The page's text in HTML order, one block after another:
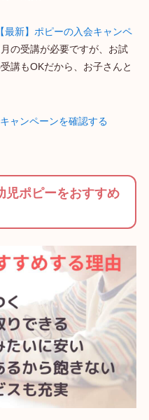
【最新】ポピーの入会キャンペ
の受講が必要ですが、お試
講もOKだから、お子さんと
ャンペーンを確認する
児ポピーをおすすめ